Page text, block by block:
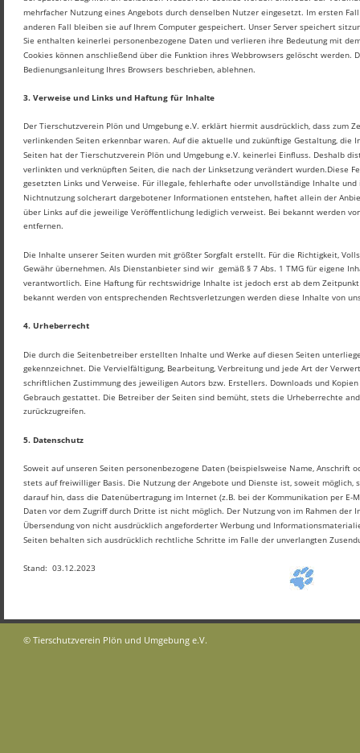
© Tierschutzverein Plön und Umgebung e.V.
mehrfacher Nutzung eines Angebots durch denselben Nutzer eingesetzt. Im ersten
anderen Fall bleiben sie auf Ihrem Computer gespeichert. Unser Server speichert
Sie enthalten keinerlei personenbezogene Daten und verlieren ihre Bedeutung mit
Cookies können anschließend über die Funktion ihres Webbrowsers gelöscht werden.
Bedienungsanleitung Ihres Browsers beschrieben, ablehnen.
3. Verweise und Links und Haftung für Inhalte
Der Tierschutzverein Plön und Umgebung e.V. erklärt hiermit ausdrücklich, dass zum
verlinkenden Seiten erkennbar waren. Auf die aktuelle und zukünftige Gestaltung,
Seiten hat der Tierschutzverein Plön und Umgebung e.V. keinerlei Einfluss. Deshalb
verlinkten und verknüpften Seiten, die nach der Linksetzung verändert wurden.Diese
gesetzten Links und Verweise. Für illegale, fehlerhafte oder unvollständige Inhalte
Nichtnutzung solcherart dargebotener Informationen entstehen, haftet allein der
über Links auf die jeweilige Veröffentlichung lediglich verweist. Bei bekannt werden
entfernen.
Die Inhalte unserer Seiten wurden mit größter Sorgfalt erstellt. Für die Richtigkeit,
Gewähr übernehmen. Als Dienstanbieter sind wir  gemäß § 7 Abs. 1 TMG für eigene
verantwortlich. Eine Haftung für rechtswidrige Inhalte ist jedoch erst ab dem
bekannt werden von entsprechenden Rechtsverletzungen werden diese Inhalte von
4. Urheberrecht
Die durch die Seitenbetreiber erstellten Inhalte und Werke auf diesen Seiten
gekennzeichnet. Die Vervielfältigung, Bearbeitung, Verbreitung und jede Art der
schriftlichen Zustimmung des jeweiligen Autors bzw. Erstellers. Downloads und
Gebrauch gestattet. Die Betreiber der Seiten sind bemüht, stets die Urheberrechte
zurückzugreifen.
5. Datenschutz
Soweit auf unseren Seiten personenbezogene Daten (beispielsweise Name,
stets auf freiwilliger Basis. Die Nutzung der Angebote und Dienste ist, soweit
darauf hin, dass die Datenübertragung im Internet (z.B. bei der Kommunikation per
Daten vor dem Zugriff durch Dritte ist nicht möglich. Der Nutzung von im Rahmen
Übersendung von nicht ausdrücklich angeforderter Werbung und
Seiten behalten sich ausdrücklich rechtliche Schritte im Falle der unverlangten
Stand:  03.12.2023